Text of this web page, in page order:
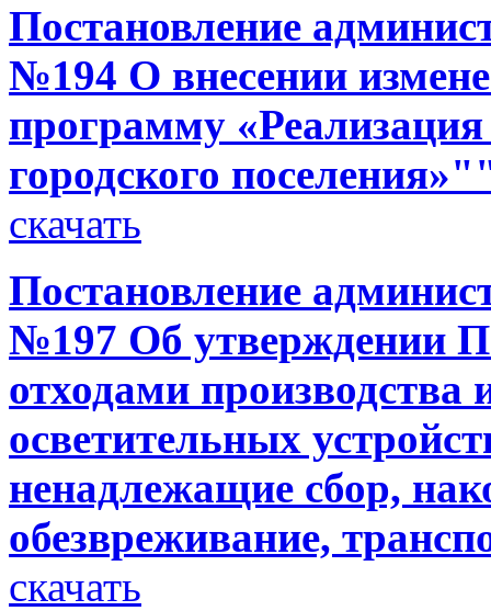
Постановление
№194 О внесении
программу
городского
скачать
Постановление
№197 Об утверждении
отходами производства
осветительных
ненадлежащие сбор,
обезвреживание,
скачать